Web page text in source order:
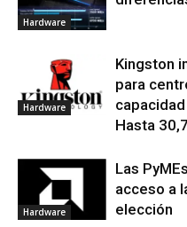
Hardware
Hardware
Kingston
para
Hasta
Hardware
Las
acceso a
elección